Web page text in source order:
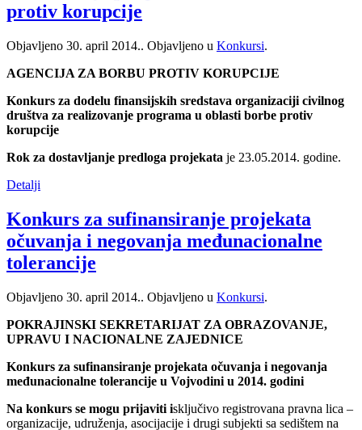
protiv korupcije
Objavljeno 30. april 2014.. Objavljeno u Konkursi.
AGENCIJA ZA BORBU PROTIV KORUPCIJE
Konkurs za dodelu finansijskih sredstava organizaciji civilnog
društva za realizovanje programa u oblasti borbe protiv
korupcije
Rok za dostavljanje predloga projekata je 23.05.2014. godine.
Detalji
Konkurs za sufinansiranje projekata
očuvanja i negovanja međunacionalne
tolerancije
Objavljeno 30. april 2014.. Objavljeno u Konkursi.
POKRAJINSKI SEKRETARIJAT ZA OBRAZOVANJE,
UPRAVU I NACIONALNE ZAJEDNICE
Konkurs za sufinansiranje projekata očuvanja i negovanja
međunacionalne tolerancije u Vojvodini u 2014. godini
Na konkurs se mogu prijaviti isključivo registrovana pravna lica –
organizacije, udruženja, asocijacije i drugi subjekti sa sedištem na